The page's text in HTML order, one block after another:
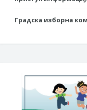
Градска изборна